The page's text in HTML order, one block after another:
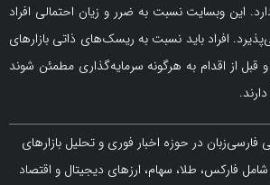
نسبت به ضرر و زیان احتمالی افراد
باید نسبت به ریسک‌های ذاتی بازارهای
به هرگونه سرمایه‌گذاری مطمئن شوند
حوزه اخبار فوری و تحلیل بازارهای
طلا، سهام، ارزهای دیجیتال و اقتصاد